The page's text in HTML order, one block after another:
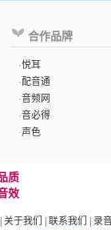
合作品牌
·悦耳
·配音通
·音频网
·音必得
·声色
质
效
关于我们 联系我们
录